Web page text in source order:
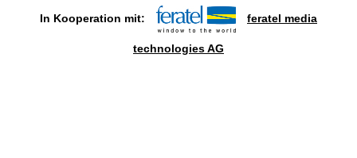
In Kooperation mit: feratel media
technologies AG